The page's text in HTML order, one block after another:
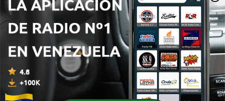
Dance / EDM Años 90 2.2KOnline
Venezuela se ha consolidado como un escenario
vibrante para la música electrónica, ofreciendo una